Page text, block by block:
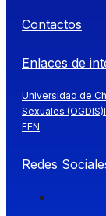
Contactos
Enlaces de
Universidad de
Sexuales (OGDIS)
FEN
Redes